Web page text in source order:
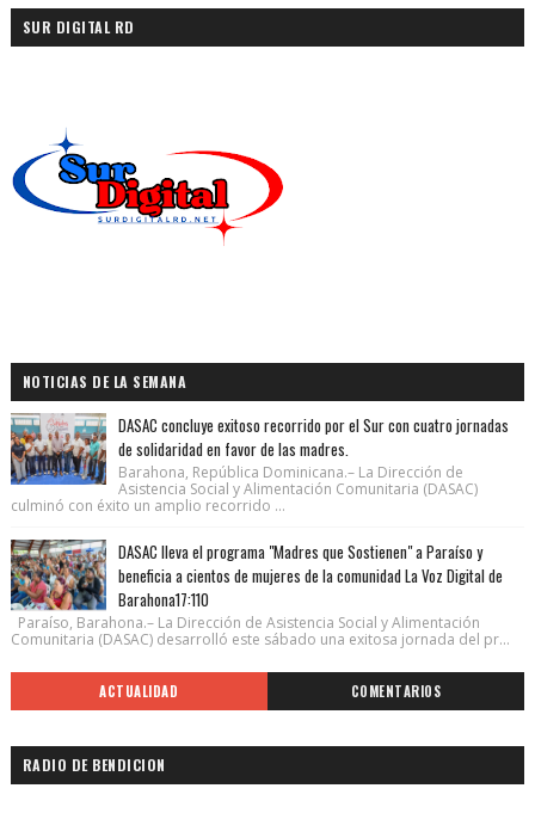
SUR DIGITAL RD
NOTICIAS DE LA SEMANA
DASAC concluye exitoso recorrido por el Sur con cuatro jornadas
de solidaridad en favor de las madres.
Barahona, República Dominicana.– La Dirección de
Asistencia Social y Alimentación Comunitaria (DASAC)
culminó con éxito un amplio recorrido ...
DASAC lleva el programa "Madres que Sostienen" a Paraíso y
beneficia a cientos de mujeres de la comunidad La Voz Digital de
Barahona17:110
Paraíso, Barahona.– La Dirección de Asistencia Social y Alimentación
Comunitaria (DASAC) desarrolló este sábado una exitosa jornada del pr...
ACTUALIDAD COMENTARIOS
RADIO DE BENDICION